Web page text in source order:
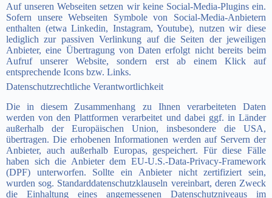
Auf unseren Webseiten setzen wir keine Social-Media-Plugins ein.
Sofern unsere Webseiten Symbole von Social-Media-Anbietern
enthalten (etwa Linkedin, Instagram, Youtube), nutzen wir diese
lediglich zur passiven Verlinkung auf die Seiten der jeweiligen
Anbieter, eine Übertragung von Daten erfolgt nicht bereits beim
Aufruf unserer Website, sondern erst ab einem Klick auf
entsprechende Icons bzw. Links.
Datenschutzrechtliche Verantwortlichkeit
Die in diesem Zusammenhang zu Ihnen verarbeiteten Daten
werden von den Plattformen verarbeitet und dabei ggf. in Länder
außerhalb der Europäischen Union, insbesondere die USA,
übertragen. Die erhobenen Informationen werden auf Servern der
Anbieter, auch außerhalb Europas, gespeichert. Für diese Fälle
haben sich die Anbieter dem EU-U.S.-Data-Privacy-Framework
(DPF) unterworfen. Sollte ein Anbieter nicht zertifiziert sein,
wurden sog. Standarddatenschutzklauseln vereinbart, deren Zweck
die Einhaltung eines angemessenen Datenschutzniveaus im